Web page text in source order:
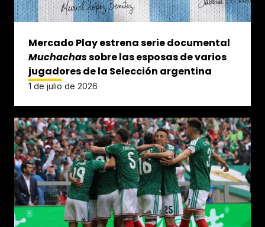
Mercado Play estrena serie documental
Muchachassobre las esposas de varios
jugadores de la Selección argentina
1 de julio de 2026